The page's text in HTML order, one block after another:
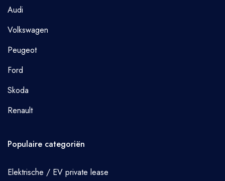
Audi
Volkswagen
Peugeot
Ford
Skoda
Renault
Populaire categoriën
Elektrische / EV private lease